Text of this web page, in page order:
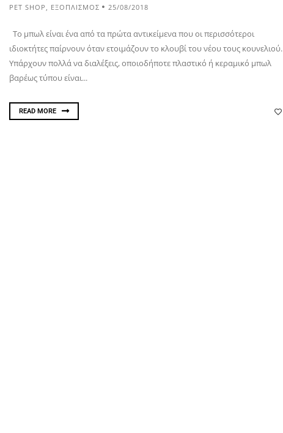
PET SHOP , ΕΞΟΠΛΙΣΜΟΣ 25/08/2018
Το μπωλ είναι ένα από τα πρώτα αντικείμενα που οι περισσότεροι
ιδιοκτήτες παίρνουν όταν ετοιμάζουν το κλουβί του νέου τους κουνελιού.
Υπάρχουν πολλά να διαλέξεις, οποιοδήποτε πλαστικό ή κεραμικό μπωλ
βαρέως τύπου είναι...
READ MORE